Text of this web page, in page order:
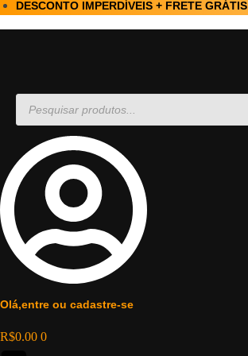
DESCONTO IMPERDÍVEIS + FRETE GRÁTIS
Olá,entre ou cadastre-se
R$0.00 0